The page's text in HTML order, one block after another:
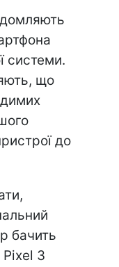
системи.
що
до
бачить
Pixel 3